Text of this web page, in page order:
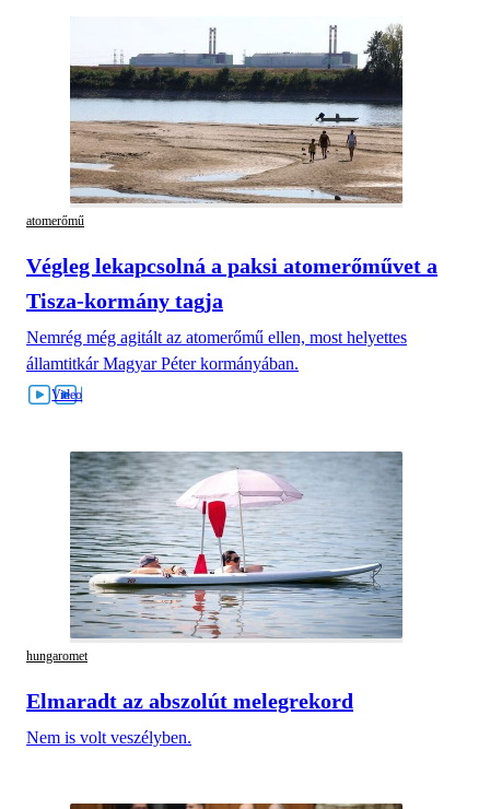
atomerőmű
Végleg lekapcsolná a paksi atomerőművet a
Tisza-kormány tagja
Nemrég még agitált az atomerőmű ellen, most helyettes
államtitkár Magyar Péter kormányában.
hungaromet
Elmaradt az abszolút melegrekord
Nem is volt veszélyben.